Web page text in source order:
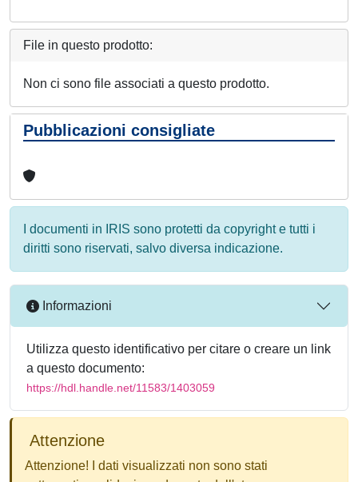
File in questo prodotto:
Non ci sono file associati a questo prodotto.
Pubblicazioni consigliate
I documenti in IRIS sono protetti da copyright e tutti i
diritti sono riservati, salvo diversa indicazione.
Informazioni
Utilizza questo identificativo per citare o creare un link
a questo documento:
https://hdl.handle.net/11583/1403059
Attenzione
Attenzione! I dati visualizzati non sono stati